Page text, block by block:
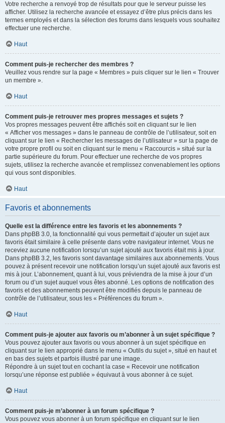
Votre recherche a renvoyé trop de résultats pour que le serveur puisse les
afficher. Utilisez la recherche avancée et essayez d’être plus précis dans les
termes employés et dans la sélection des forums dans lesquels vous souhaitez
effectuer une recherche.
Haut
Comment puis-je rechercher des membres ?
Veuillez vous rendre sur la page « Membres » puis cliquer sur le lien « Trouver
un membre ».
Haut
Comment puis-je retrouver mes propres messages et sujets ?
Vos propres messages peuvent être affichés soit en cliquant sur le lien
« Afficher vos messages » dans le panneau de contrôle de l’utilisateur, soit en
cliquant sur le lien « Rechercher les messages de l’utilisateur » sur la page de
votre propre profil ou soit en cliquant sur le menu « Raccourcis » situé sur la
partie supérieure du forum. Pour effectuer une recherche de vos propres
sujets, utilisez la recherche avancée et remplissez convenablement les options
qui vous sont disponibles.
Haut
Favoris et abonnements
Quelle est la différence entre les favoris et les abonnements ?
Dans phpBB 3.0, la fonctionnalité qui vous permettait d’ajouter un sujet aux
favoris était similaire à celle présente dans votre navigateur internet. Vous ne
receviez aucune notification lorsqu’un sujet ajouté aux favoris était mis à jour.
Dans phpBB 3.2, les favoris sont davantage similaires aux abonnements. Vous
pouvez à présent recevoir une notification lorsqu’un sujet ajouté aux favoris est
mis à jour. L’abonnement, quant à lui, vous préviendra de la mise à jour d’un
forum ou d’un sujet auquel vous êtes abonné. Les options de notification des
favoris et des abonnements peuvent être modifiés depuis le panneau de
contrôle de l’utilisateur, sous les « Préférences du forum ».
Haut
Comment puis-je ajouter aux favoris ou m’abonner à un sujet spécifique ?
Vous pouvez ajouter aux favoris ou vous abonner à un sujet spécifique en
cliquant sur le lien approprié dans le menu « Outils du sujet », situé en haut et
en bas des sujets et parfois illustré par une image.
Répondre à un sujet tout en cochant la case « Recevoir une notification
lorsqu’une réponse est publiée » équivaut à vous abonner à ce sujet.
Haut
Comment puis-je m’abonner à un forum spécifique ?
Vous pouvez vous abonner à un forum spécifique en cliquant sur le lien